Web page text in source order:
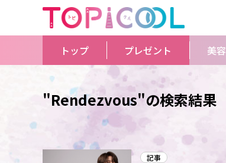
トップ プレゼント 美容
"Rendezvous"の検索結果
記事